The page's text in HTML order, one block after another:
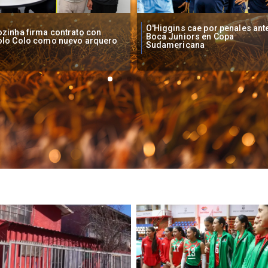
cae por penales ante
Juniors en Copa
Operadores de apuestas
piden acelerar regulación en
Chile